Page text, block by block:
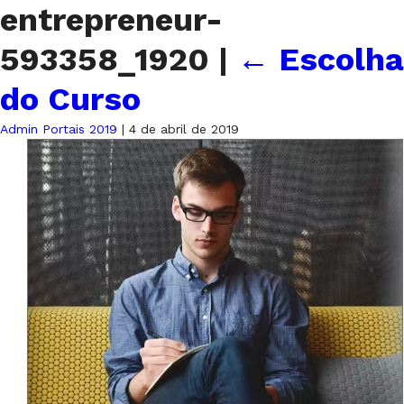
entrepreneur-
593358_1920 | ← Escolha
do Curso
Admin Portais 2019 | 4 de abril de 2019